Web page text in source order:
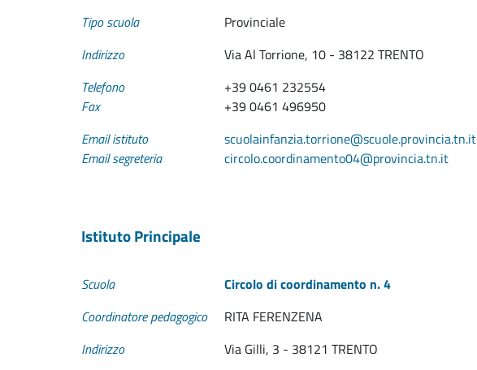
Tipo scuola
Provinciale
Indirizzo
Via Al Torrione, 10 - 38122 TRENTO
Telefono
+39 0461 232554
Fax
+39 0461 496950
Email istituto
scuolainfanzia.torrione@scuole.provincia.tn.it
Email segreteria
circolo.coordinamento04@provincia.tn.it
Istituto Principale
Scuola
Circolo di coordinamento n. 4
Coordinatore pedagogico
RITA FERENZENA
Indirizzo
Via Gilli, 3 - 38121 TRENTO